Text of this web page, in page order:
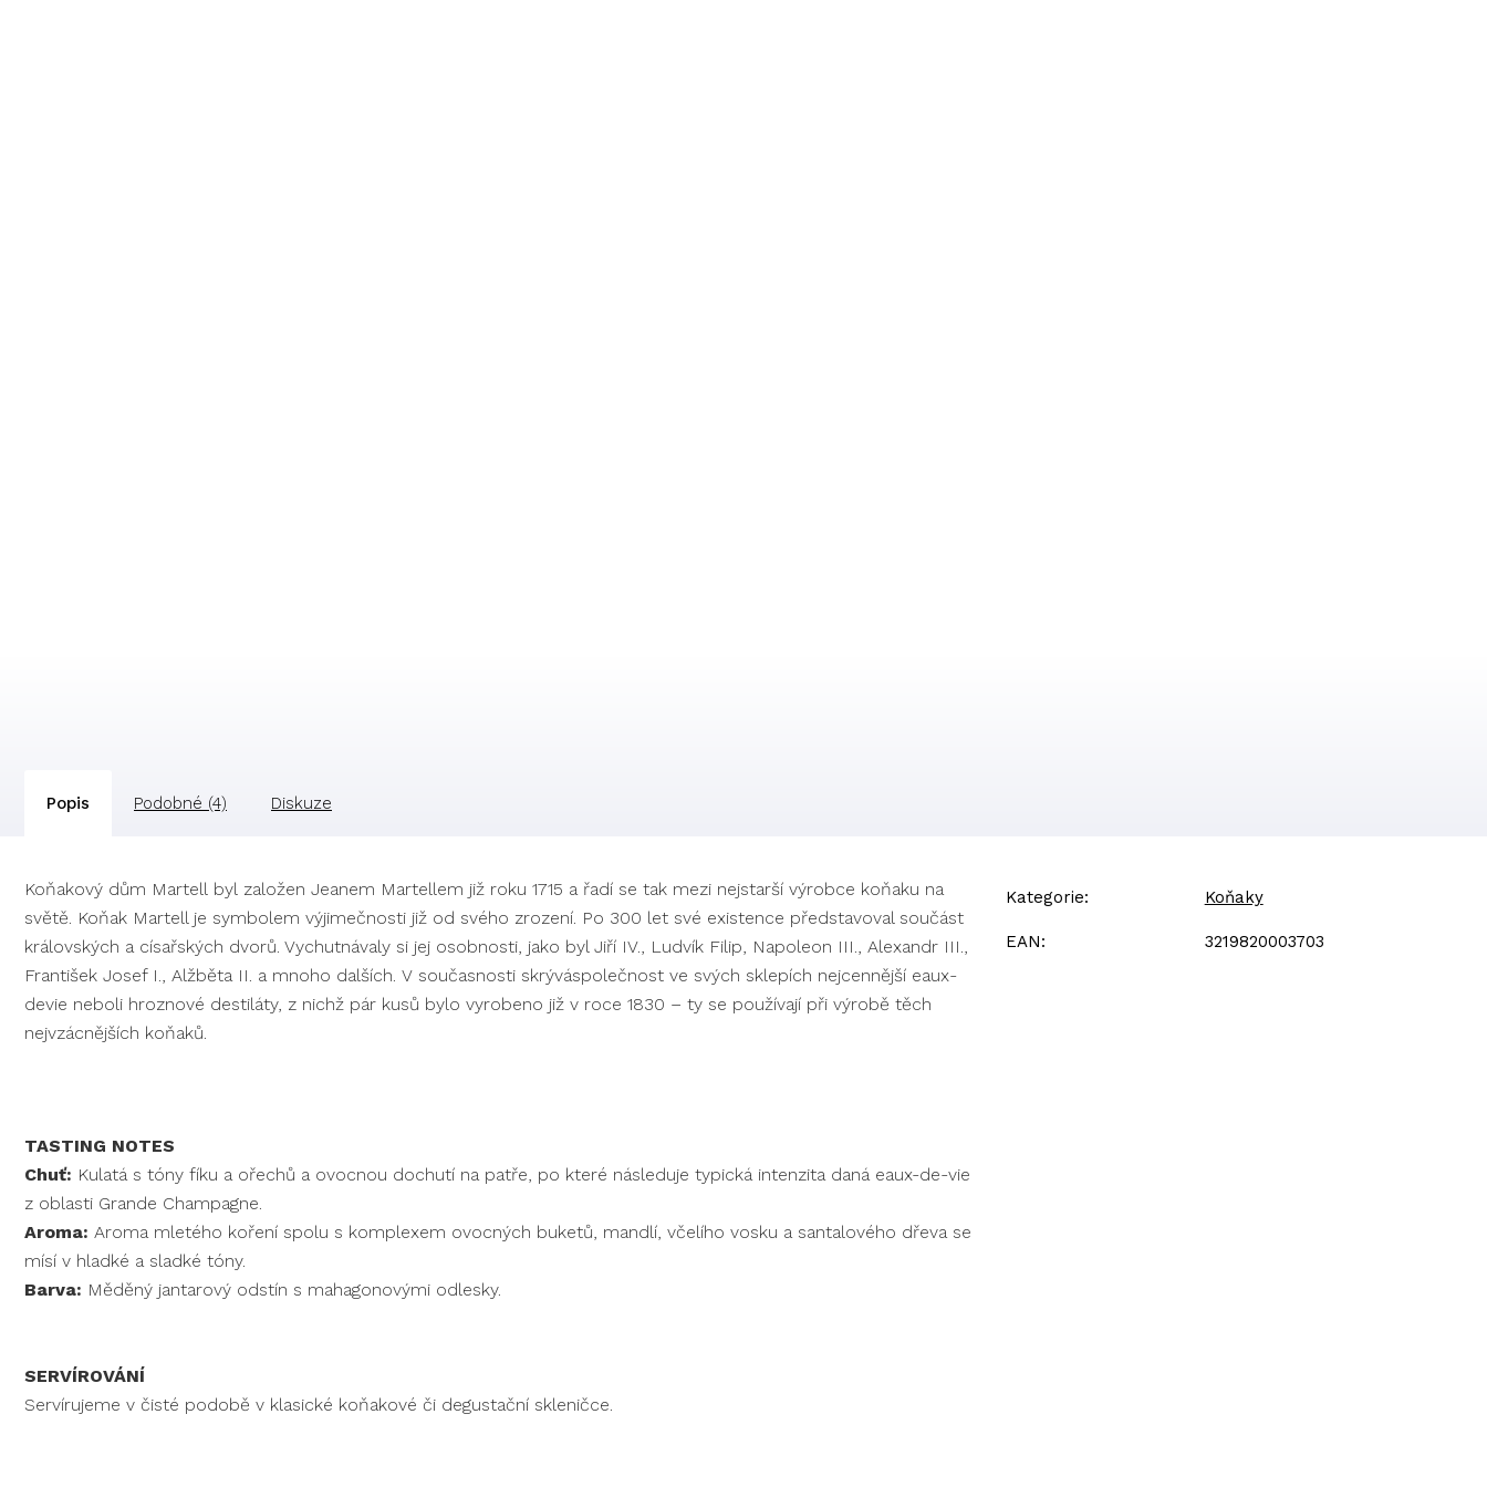
Popis Podobné (4) Diskuze
Koňakový dům Martell byl založen Jeanem Martellem již roku 1715 a řadí se tak mezi nejstarší výrobce koňaku na
světě. Koňak Martell je symbolem výjimečnosti již od svého zrození. Po 300 let své existence předsta­voval součást
královských a císařských dvorů. Vychutnávaly si jej osobnosti, jako byl Jiří IV., Ludvík Filip, Napoleon III., Alexandr III.,
František Josef I., Alžběta II. a mnoho dalších. V současnosti skrýváspolečnost ve svých sklepích nejcennější eaux­
de­vie neboli hroznové destilá­ty, z nichž pár kusů bylo vyrobeno již v roce 1830 – ty se používají při výrobě těch
nejvzác­nějších koňaků.
TASTING NOTES
Chuť: Kulatá s tóny fíku a ořechů a ovocnou dochutí na patře, po které následuje typická intenzita daná eaux­-de-­vie
z oblasti Grande Champagne.
Aroma: Aroma mletého koření spolu s komplexem ovocných buketů, mandlí, včelího vosku a santalo­vého dřeva se
mísí v hladké a sladké tóny.
Barva: Měděný jantarový odstín s mahagonovými odlesky.
SERVÍROVÁNÍ
Servírujeme v čisté podobě v klasické koňakové či degustační skleničce.
Kategorie: Koňaky
EAN: 3219820003703